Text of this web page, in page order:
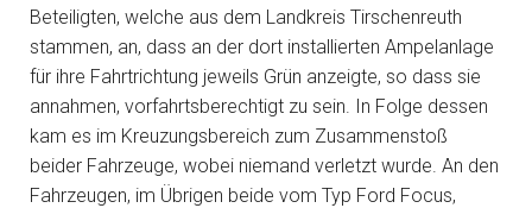
Beteiligten, welche aus dem Landkreis Tirschenreuth
stammen, an, dass an der dort installierten Ampelanlage
für ihre Fahrtrichtung jeweils Grün anzeigte, so dass sie
annahmen, vorfahrtsberechtigt zu sein. In Folge dessen
kam es im Kreuzungsbereich zum Zusammenstoß
beider Fahrzeuge, wobei niemand verletzt wurde. An den
Fahrzeugen, im Übrigen beide vom Typ Ford Focus,